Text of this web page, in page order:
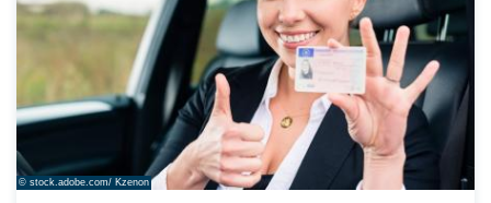
© stock.adobe.com/ Kzenon